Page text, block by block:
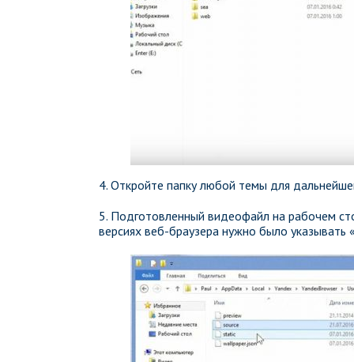
4. Откройте папку любой темы для
5. Подготовленный видеофайл на рабочем
версиях веб-браузера нужно было указывать